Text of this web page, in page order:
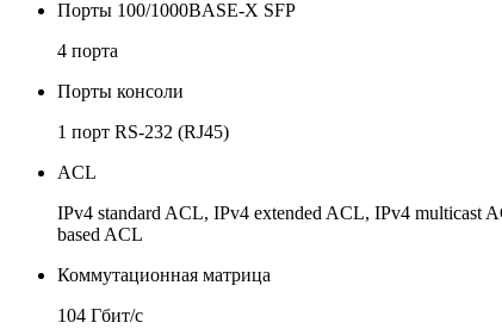
Порты 100/1000BASE-X SFP
4 порта
Порты консоли
1 порт RS-232 (RJ45)
ACL
IPv4 standard ACL, IPv4 extended ACL, IPv4 multicast
based ACL
Коммутационная матрица
104 Гбит/с